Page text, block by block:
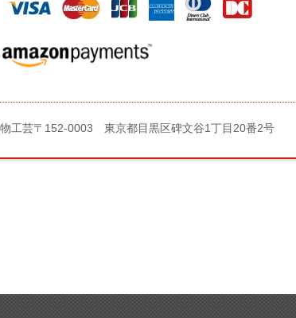
工芸〒152-0003 東京都目黒区碑文谷1丁目20番2号